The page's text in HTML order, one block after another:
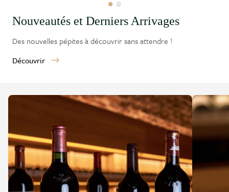
Nouveautés et Derniers Arrivages
Des nouvelles pépites à découvrir sans attendre !
Découvrir